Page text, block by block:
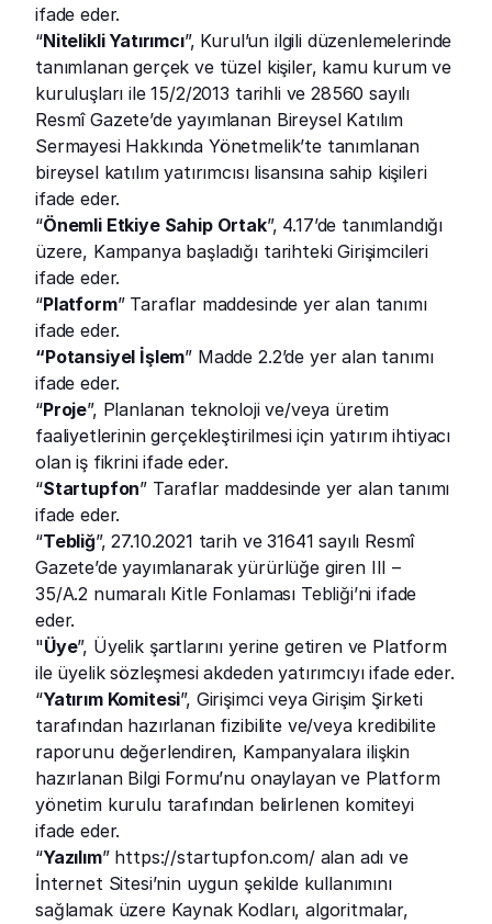
ifade eder.
“Nitelikli Yatırımcı”, Kurul’un ilgili düzenlemelerinde
tanımlanan gerçek ve tüzel kişiler, kamu kurum ve
kuruluşları ile 15/2/2013 tarihli ve 28560 sayılı
Resmî Gazete’de yayımlanan Bireysel Katılım
Sermayesi Hakkında Yönetmelik’te tanımlanan
bireysel katılım yatırımcısı lisansına sahip kişileri
ifade eder.
“Önemli Etkiye Sahip Ortak”, 4.17’de tanımlandığı
üzere, Kampanya başladığı tarihteki Girişimcileri
ifade eder.
“Platform” Taraflar maddesinde yer alan tanımı
ifade eder.
“Potansiyel İşlem” Madde 2.2’de yer alan tanımı
ifade eder.
“Proje”, Planlanan teknoloji ve/veya üretim
faaliyetlerinin gerçekleştirilmesi için yatırım ihtiyacı
olan iş fikrini ifade eder.
“Startupfon” Taraflar maddesinde yer alan tanımı
ifade eder.
“Tebliğ”, 27.10.2021 tarih ve 31641 sayılı Resmî
Gazete’de yayımlanarak yürürlüğe giren III –
35/A.2 numaralı Kitle Fonlaması Tebliği’ni ifade
eder.
"Üye”, Üyelik şartlarını yerine getiren ve Platform
ile üyelik sözleşmesi akdeden yatırımcıyı ifade eder.
“Yatırım Komitesi”, Girişimci veya Girişim Şirketi
tarafından hazırlanan fizibilite ve/veya kredibilite
raporunu değerlendiren, Kampanyalara ilişkin
hazırlanan Bilgi Formu’nu onaylayan ve Platform
yönetim kurulu tarafından belirlenen komiteyi
ifade eder.
“Yazılım” https://startupfon.com/ alan adı ve
İnternet Sitesi’nin uygun şekilde kullanımını
sağlamak üzere Kaynak Kodları, algoritmalar,